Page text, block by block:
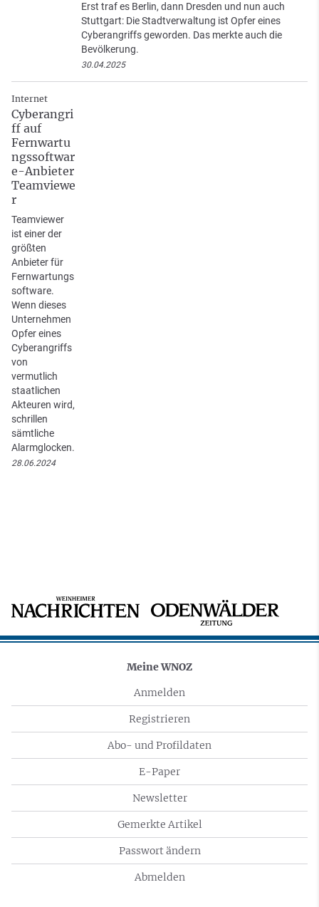
Erst traf es Berlin, dann Dresden und nun auch
Stuttgart: Die Stadtverwaltung ist Opfer eines
Cyberangriffs geworden. Das merkte auch die
Bevölkerung.
30.04.2025
Internet
Cyberangri
ff auf
Fernwartu
ngssoftwar
e-Anbieter
Teamviewe
r
Teamviewer
ist einer der
größten
Anbieter für
Fernwartungs
software.
Wenn dieses
Unternehmen
Opfer eines
Cyberangriffs
von
vermutlich
staatlichen
Akteuren wird,
schrillen
sämtliche
Alarmglocken.
28.06.2024
Meine WNOZ
Anmelden
Registrieren
Abo- und Profildaten
E-Paper
Newsletter
Gemerkte Artikel
Passwort ändern
Abmelden